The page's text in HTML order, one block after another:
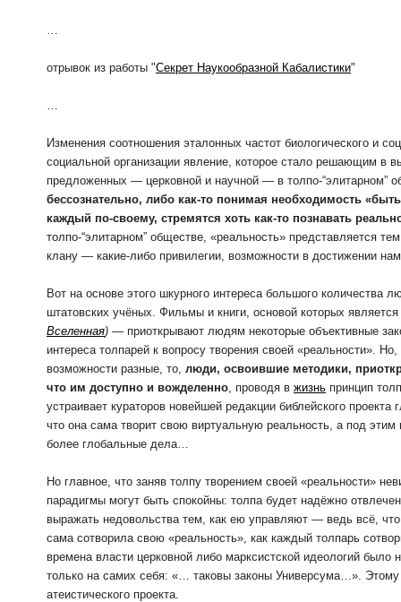
…
отрывок из работы "Секрет Наукообразной Кабалистики"
…
Изменения соотношения эталонных частот биологического и
социальной организации явление, которое стало решающим в
предложенных — церковной и научной — в толпо-“элитарном”
бессознательно, либо как-то понимая необходимость
каждый по-своему, стремятся хоть как-то познавать
толпо-“элитарном” обществе, «реальность» представляется
клану — какие-либо привилегии, возможности в достижении
Вот на основе этого шкурного интереса большого количества
штатовских учёных. Фильмы и книги, основой которых
Вселенная) — приоткрывают людям некоторые объективные
интереса толпарей к вопросу творения своей «реальности».
возможности разные, то, люди, освоившие методики,
что им доступно и вожделенно, проводя в жизнь принцип
устраивает кураторов новейшей редакции библейского
что она сама творит свою виртуальную реальность, а под
более глобальные дела…
Но главное, что заняв толпу творением своей «реальности»
парадигмы могут быть спокойны: толпа будет надёжно
выражать недовольства тем, как ею управляют — ведь всё, что
сама сотворила свою «реальность», как каждый толпарь
времена власти церковной либо марксистской идеологий было
только на самих себя: «… таковы законы Универсума…».
атеистического проекта.